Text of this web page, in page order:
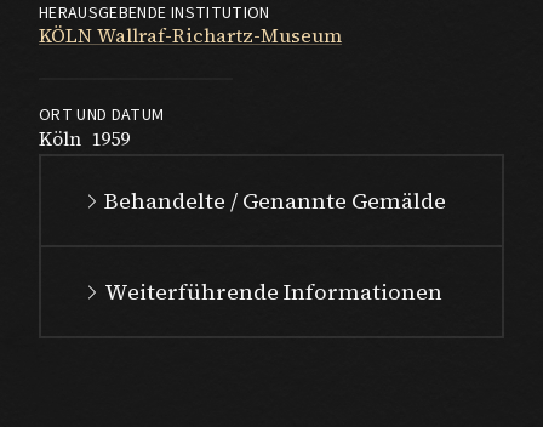
HERAUSGEBENDE INSTITUTION
KÖLN Wallraf-Richartz-Museum
ORT UND DATUM
Köln 1959
Behandelte / Genannte Gemälde
Weiterführende Informationen